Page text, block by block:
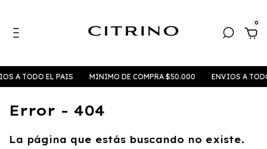
0
EL PAIS MINIMO DE COMPRA $50.000 ENVIOS A TODO EL
Error - 404
La página que estás buscando no existe.